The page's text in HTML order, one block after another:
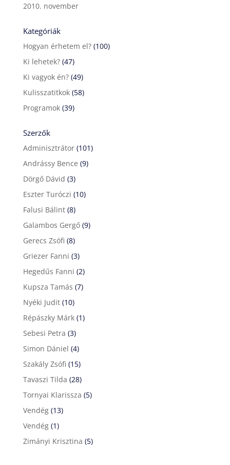
2010. november
Kategóriák
Hogyan érhetem el?(100)
Ki lehetek?(47)
Ki vagyok én?(49)
Kulisszatitkok(58)
Programok(39)
Szerzők
Adminisztrátor(101)
Andrássy Bence (9)
Dörgő Dávid (3)
Eszter Turóczi (10)
Falusi Bálint(8)
Galambos Gergő(9)
Gerecs Zsófi (8)
Griezer Fanni (3)
Hegedűs Fanni (2)
Kupsza Tamás (7)
Nyéki Judit(10)
Répászky Márk(1)
Sebesi Petra (3)
Simon Dániel (4)
Szakály Zsófi (15)
Tavaszi Tilda (28)
Tornyai Klarissza (5)
Vendég(13)
Vendég(1)
Zimányi Krisztina (5)